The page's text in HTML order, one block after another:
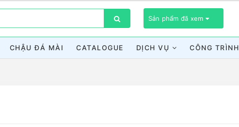
Sản phẩm đã xem
CHẬU ĐÁ MÀI CATALOGUE DỊCH VỤ CÔNG TRÌNH